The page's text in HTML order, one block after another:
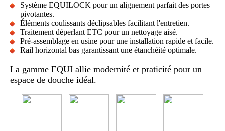
Système EQUILOCK pour un alignement parfait des portes
pivotantes.
Éléments coulissants déclipsables facilitant l'entretien.
Traitement déperlant ETC pour un nettoyage aisé.
Pré-assemblage en usine pour une installation rapide et facile.
Rail horizontal bas garantissant une étanchéité optimale.
La gamme EQUI allie modernité et praticité pour un
espace de douche idéal.